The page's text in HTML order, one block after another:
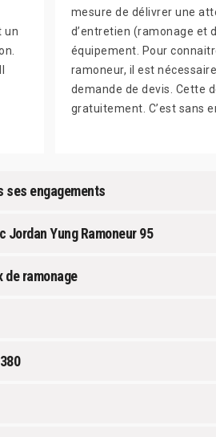
un
mesure de délivrer une
d’entretien (ramonage et
équipement. Pour
ramoneur, il est
demande de devis. Cette
gratuitement. C’est sans
ses engagements
Yung Ramoneur 95
ramonage